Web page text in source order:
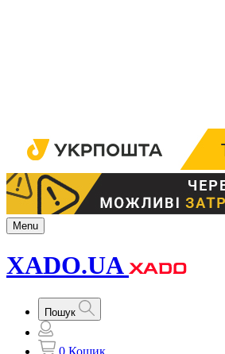
Menu
XADO.UA
Пошук
0 Кошик